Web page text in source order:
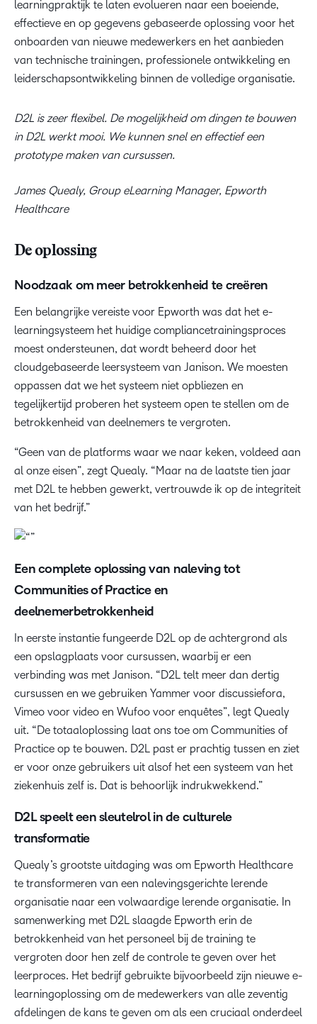
learningpraktijk te laten evolueren naar een boeiende,
effectieve en op gegevens gebaseerde oplossing voor het
onboarden van nieuwe medewerkers en het aanbieden
van technische trainingen, professionele ontwikkeling en
leiderschapsontwikkeling binnen de volledige organisatie.
D2L is zeer flexibel. De mogelijkheid om dingen te bouwen
in D2L werkt mooi. We kunnen snel en effectief een
prototype maken van cursussen.
James Quealy, Group eLearning Manager, Epworth
Healthcare
De oplossing
Noodzaak om meer betrokkenheid te creëren
Een belangrijke vereiste voor Epworth was dat het e-
learningsysteem het huidige compliancetrainingsproces
moest ondersteunen, dat wordt beheerd door het
cloudgebaseerde leersysteem van Janison. We moesten
oppassen dat we het systeem niet opbliezen en
tegelijkertijd proberen het systeem open te stellen om de
betrokkenheid van deelnemers te vergroten.
“Geen van de platforms waar we naar keken, voldeed aan
al onze eisen”, zegt Quealy. “Maar na de laatste tien jaar
met D2L te hebben gewerkt, vertrouwde ik op de integriteit
van het bedrijf.”
Een complete oplossing van naleving tot
Communities of Practice en
deelnemerbetrokkenheid
In eerste instantie fungeerde D2L op de achtergrond als
een opslagplaats voor cursussen, waarbij er een
verbinding was met Janison. “D2L telt meer dan dertig
cursussen en we gebruiken Yammer voor discussiefora,
Vimeo voor video en Wufoo voor enquêtes”, legt Quealy
uit. “De totaaloplossing laat ons toe om Communities of
Practice op te bouwen. D2L past er prachtig tussen en ziet
er voor onze gebruikers uit alsof het een systeem van het
ziekenhuis zelf is. Dat is behoorlijk indrukwekkend.”
D2L speelt een sleutelrol in de culturele
transformatie
Quealy’s grootste uitdaging was om Epworth Healthcare
te transformeren van een nalevingsgerichte lerende
organisatie naar een volwaardige lerende organisatie. In
samenwerking met D2L slaagde Epworth erin de
betrokkenheid van het personeel bij de training te
vergroten door hen zelf de controle te geven over het
leerproces. Het bedrijf gebruikte bijvoorbeeld zijn nieuwe e-
learningoplossing om de medewerkers van alle zeventig
afdelingen de kans te geven om als een cruciaal onderdeel